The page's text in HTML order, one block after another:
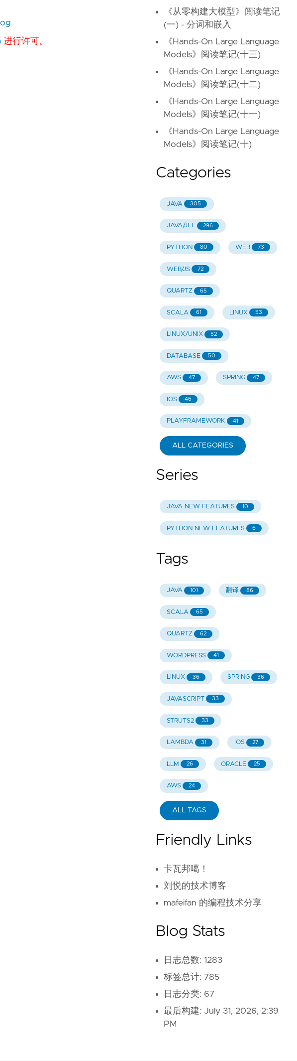
进行许可。
《从零构建大模型》阅读笔记
(一) - 分词和嵌入
《Hands-On Large Language
Models》阅读笔记(十三)
《Hands-On Large Language
Models》阅读笔记(十二)
《Hands-On Large Language
Models》阅读笔记(十一)
《Hands-On Large Language
Models》阅读笔记(十)
Categories
JAVA 305
JAVA/JEE 296
PYTHON 80 WEB 73
WEB/JS 72
QUARTZ 65
SCALA 61 LINUX 53
LINUX/UNIX 52
DATABASE 50
AWS 47 SPRING 47
IOS 46
PLAYFRAMEWORK 41
ALL CATEGORIES
Series
JAVA NEW FEATURES 10
PYTHON NEW FEATURES 6
Tags
JAVA 101 翻译 86
SCALA 65
QUARTZ 62
WORDPRESS 41
LINUX 36 SPRING 36
JAVASCRIPT 33
STRUTS2 33
LAMBDA 31 IOS 27
LLM 26 ORACLE 25
AWS 24
ALL TAGS
Friendly Links
卡瓦邦噶！
刘悦的技术博客
mafeifan 的编程技术分享
Blog Stats
日志总数: 1283
标签总计: 785
日志分类: 67
最后构建: July 31, 2026, 2:39
PM